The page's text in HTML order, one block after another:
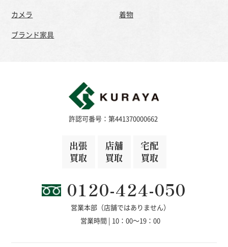
カメラ
着物
ブランド家具
許認可番号：第441370000662
出張
買取
店舗
買取
宅配
買取
0120-424-050
営業本部（店舗ではありません）
営業時間 | 10：00～19：00